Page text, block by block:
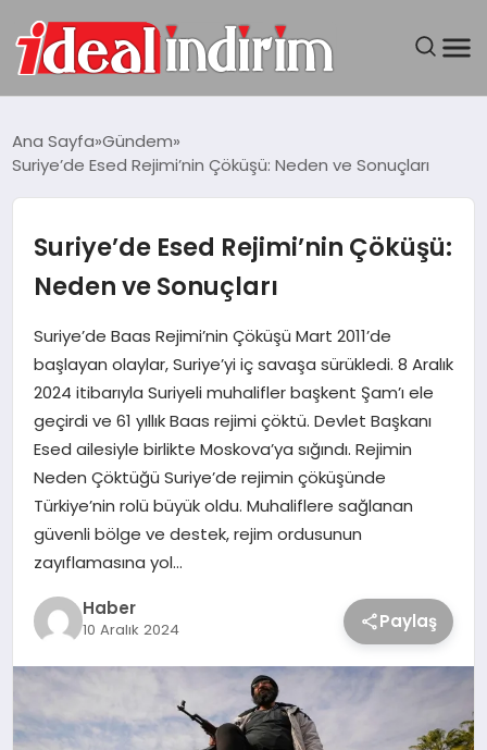
BILGISAYAR
DÜNYA
SEYAHAT
TEKNOLOJI
YAŞAM
Ana Sayfa Gündem
Suriye’de Esed Rejimi’nin Çöküşü: Neden ve Sonuçları
Suriye’de Esed Rejimi’nin Çöküşü:
Neden ve Sonuçları
Suriye’de Baas Rejimi’nin Çöküşü Mart 2011’de
başlayan olaylar, Suriye’yi iç savaşa sürükledi. 8 Aralık
2024 itibarıyla Suriyeli muhalifler başkent Şam’ı ele
geçirdi ve 61 yıllık Baas rejimi çöktü. Devlet Başkanı
Esed ailesiyle birlikte Moskova’ya sığındı. Rejimin
Neden Çöktüğü Suriye’de rejimin çöküşünde
Türkiye’nin rolü büyük oldu. Muhaliflere sağlanan
güvenli bölge ve destek, rejim ordusunun
zayıflamasına yol…
Haber
10 Aralık 2024 Paylaş